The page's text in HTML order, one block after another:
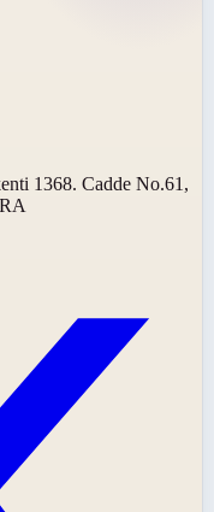
1368. Cadde No.61,